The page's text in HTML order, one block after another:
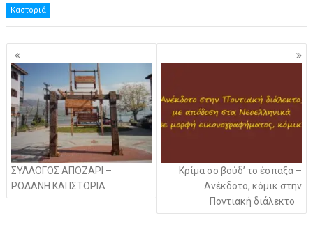
Καστοριά
Πλοήγηση
άρθρων
ΣΥΛΛΟΓΟΣ ΑΠΟΖΑΡΙ –
ΡΟΔΑΝΗ ΚΑΙ ΙΣΤΟΡΙΑ
Κρίμα σο βούδ’ το έσπαξα –
Ανέκδοτο, κόμικ στην
Ποντιακή διάλεκτο